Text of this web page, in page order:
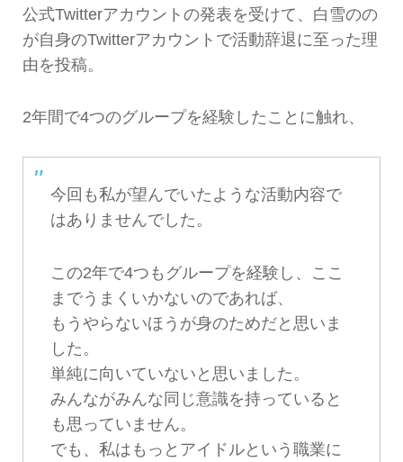
公式Twitterアカウントの発表を受けて、白雪のの
が自身のTwitterアカウントで活動辞退に至った理
由を投稿。
2年間で4つのグループを経験したことに触れ、
今回も私が望んでいたような活動内容で
はありませんでした。
この2年で4つもグループを経験し、ここ
までうまくいかないのであれば、
もうやらないほうが身のためだと思いま
した。
単純に向いていないと思いました。
みんながみんな同じ意識を持っていると
も思っていません。
でも、私はもっとアイドルという職業に